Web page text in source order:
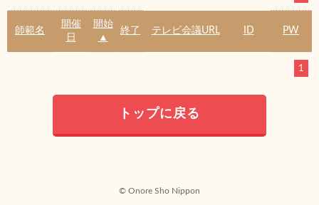
師範名
開催
日
開始
▲
終了 テレビ会議URL ID PW
1
トップに戻る
© Onore Sho Nippon